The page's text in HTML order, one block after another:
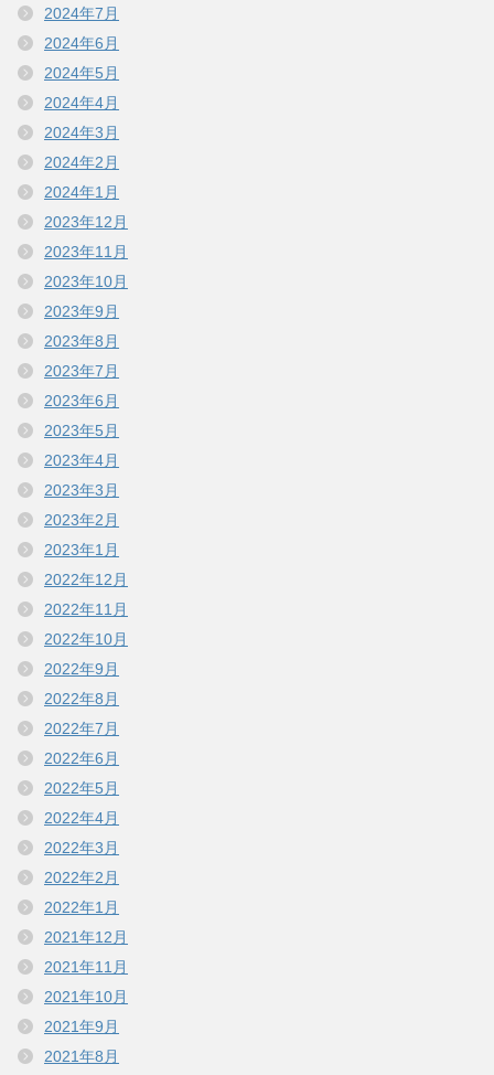
2024年7月
2024年6月
2024年5月
2024年4月
2024年3月
2024年2月
2024年1月
2023年12月
2023年11月
2023年10月
2023年9月
2023年8月
2023年7月
2023年6月
2023年5月
2023年4月
2023年3月
2023年2月
2023年1月
2022年12月
2022年11月
2022年10月
2022年9月
2022年8月
2022年7月
2022年6月
2022年5月
2022年4月
2022年3月
2022年2月
2022年1月
2021年12月
2021年11月
2021年10月
2021年9月
2021年8月